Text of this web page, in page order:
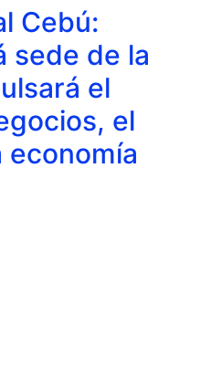
Cebú:
sede de la
el
el
economía